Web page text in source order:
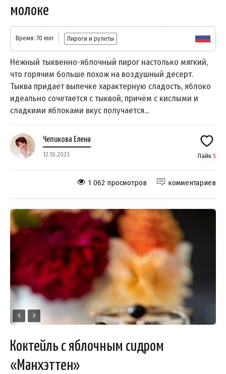
молоке
Время: 70 min Пироги и рулеты
Нежный тыквенно-яблочный пирог настолько мягкий,
что горячим больше похож на воздушный десерт.
Тыква придаёт выпечке характерную сладость, яблоко
идеально сочетается с тыквой, причём с кислыми и
сладкими яблоками вкус получается...
Чепикова Елена
12.10.2023 Лайк 5
комментариев
1 062 просмотров
Коктейль с яблочным сидром
«Манхэттен»